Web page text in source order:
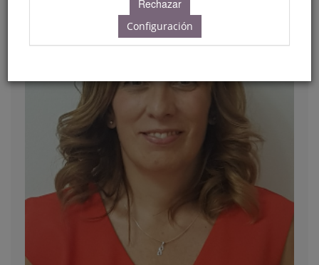
Configuración